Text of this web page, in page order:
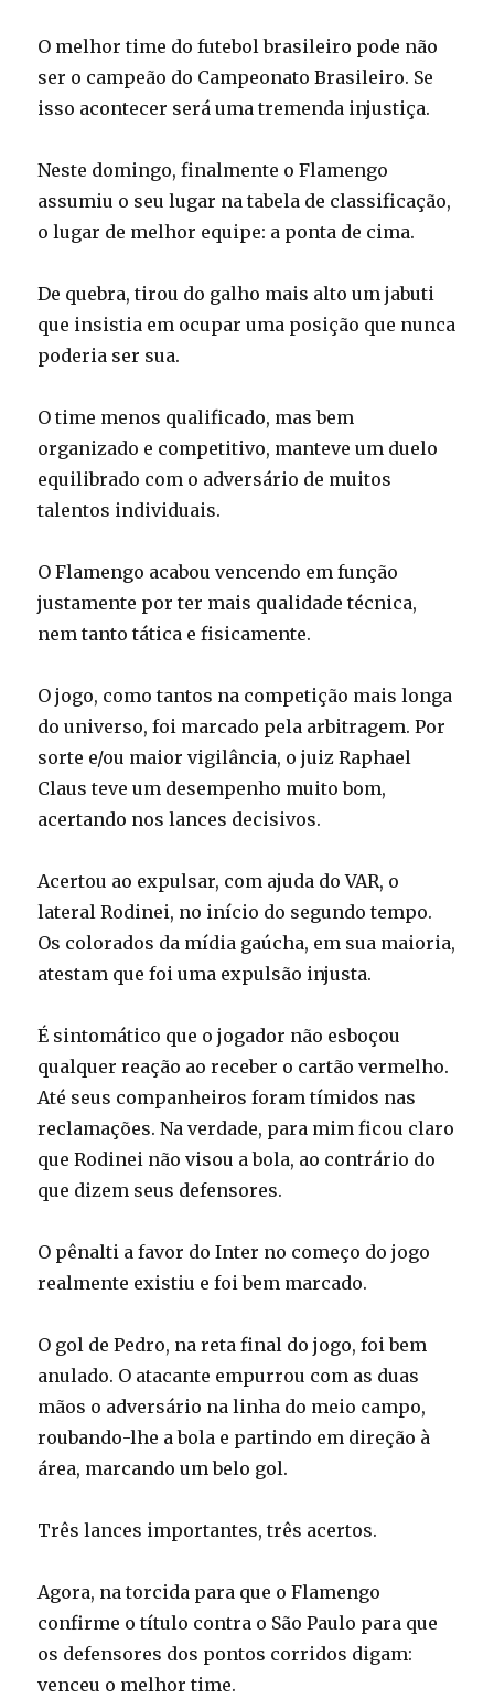
O melhor time do futebol brasileiro pode não
ser o campeão do Campeonato Brasileiro. Se
isso acontecer será uma tremenda injustiça.
Neste domingo, finalmente o Flamengo
assumiu o seu lugar na tabela de classificação,
o lugar de melhor equipe: a ponta de cima.
De quebra, tirou do galho mais alto um jabuti
que insistia em ocupar uma posição que nunca
poderia ser sua.
O time menos qualificado, mas bem
organizado e competitivo, manteve um duelo
equilibrado com o adversário de muitos
talentos individuais.
O Flamengo acabou vencendo em função
justamente por ter mais qualidade técnica,
nem tanto tática e fisicamente.
O jogo, como tantos na competição mais longa
do universo, foi marcado pela arbitragem. Por
sorte e/ou maior vigilância, o juiz Raphael
Claus teve um desempenho muito bom,
acertando nos lances decisivos.
Acertou ao expulsar, com ajuda do VAR, o
lateral Rodinei, no início do segundo tempo.
Os colorados da mídia gaúcha, em sua maioria,
atestam que foi uma expulsão injusta.
É sintomático que o jogador não esboçou
qualquer reação ao receber o cartão vermelho.
Até seus companheiros foram tímidos nas
reclamações. Na verdade, para mim ficou claro
que Rodinei não visou a bola, ao contrário do
que dizem seus defensores.
O pênalti a favor do Inter no começo do jogo
realmente existiu e foi bem marcado.
O gol de Pedro, na reta final do jogo, foi bem
anulado. O atacante empurrou com as duas
mãos o adversário na linha do meio campo,
roubando-lhe a bola e partindo em direção à
área, marcando um belo gol.
Três lances importantes, três acertos.
Agora, na torcida para que o Flamengo
confirme o título contra o São Paulo para que
os defensores dos pontos corridos digam:
venceu o melhor time.